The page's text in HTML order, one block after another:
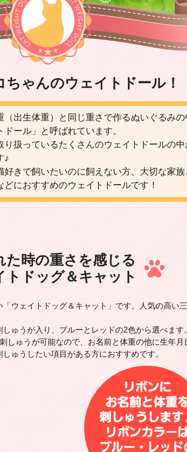
ゃんのウェイトドール！
出生体重）と同じ重さで作るぬいぐるみ
ール」と呼ばれています。
扱っているたくさんのウェイトドールの
♪
きで飼いたいのに飼えない方、大切な家族
におすすめのウェイトドールです！
た時の重さを感じる
トドッグ＆キャット
ウェイトドッグ＆キャット」です。人気の高い
ゅうが入り、ブルーとレッドの2色から選べます
しゅうが可能なので、お名前と体重の他に生年月
ゅうしたい項目がある方におすすめです。